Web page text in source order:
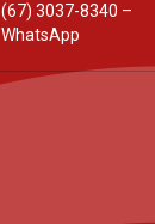
(67) 3037-8340 –
WhatsApp